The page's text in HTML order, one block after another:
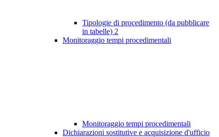
Tipologie di procedimento (da pubblicare
in tabelle) 2
Monitoraggio tempi procedimentali
Monitoraggio tempi procedimentali
Dichiarazioni sostitutive e acquisizione d'ufficio